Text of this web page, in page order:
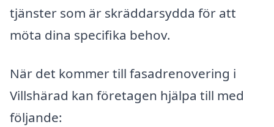
tjänster som är skräddarsydda för att
möta dina specifika behov.
När det kommer till fasadrenovering i
Villshärad kan företagen hjälpa till med
följande: